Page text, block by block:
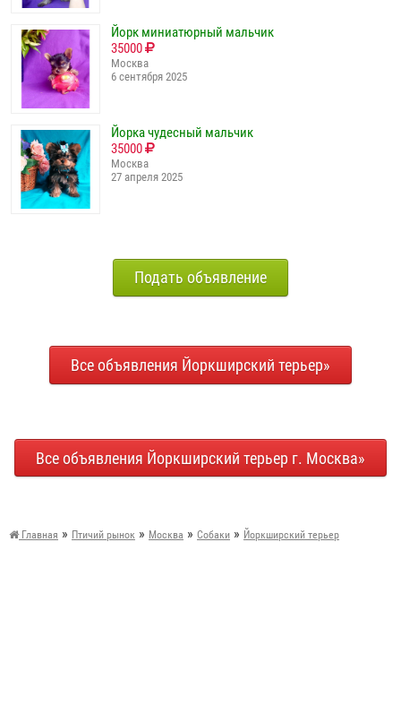
Йорк миниатюрный мальчик
35000
Москва
6 сентября 2025
Йорка чудесный мальчик
35000
Москва
27 апреля 2025
Подать объявление
Все объявления Йоркширский терьер»
Все объявления Йоркширский терьер г. Москва»
Главная » Птичий рынок » Москва » Собаки » Йоркширский терьер